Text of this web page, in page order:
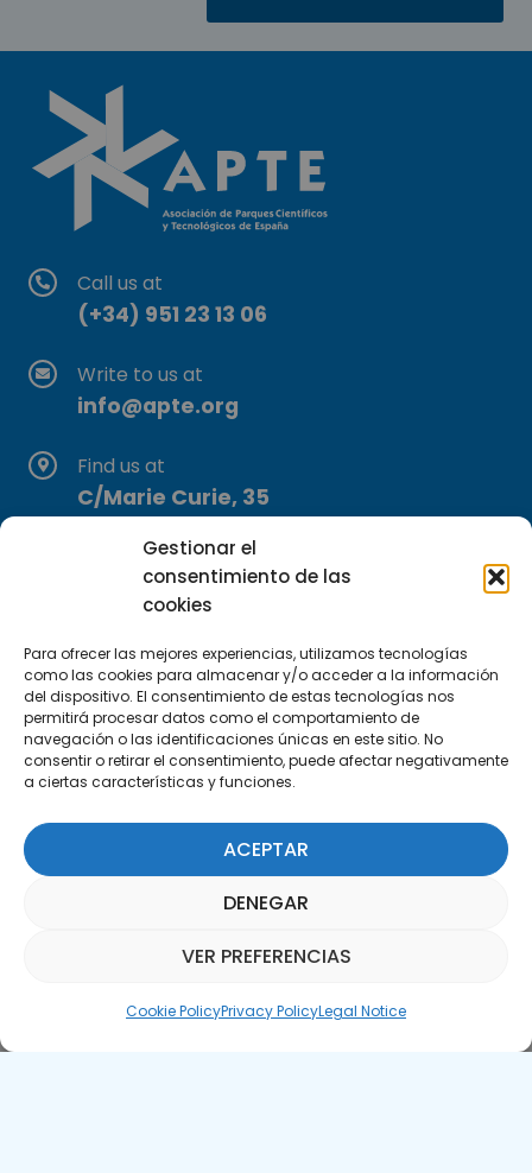
Gestionar el
consentimiento de las
cookies
Para ofrecer las mejores experiencias, utilizamos tecnologías
como las cookies para almacenar y/o acceder a la información
del dispositivo. El consentimiento de estas tecnologías nos
permitirá procesar datos como el comportamiento de
navegación o las identificaciones únicas en este sitio. No
consentir o retirar el consentimiento, puede afectar negativamente
a ciertas características y funciones.
ACEPTAR
DENEGAR
VER PREFERENCIAS
Cookie PolicyPrivacy PolicyLegal Notice
Call us at
(+34) 951 23 13 06
Write to us at
info@apte.org
Find us at
C/Marie Curie, 35
Subscribe to our Newsletter
SUBSCRIBE HERE